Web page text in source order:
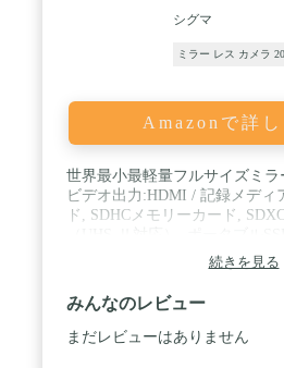
シグマ
ミラー レス カメラ
Amazonで詳し
世界最小最軽量フルサイズミ
ビデオ出力:HDMI / 記録メディ
ド, SDHCメモリーカード,
スパワー対応） / カメラ有効画
2,460万画素 / 約2,530万画素 /
CinemaDNG（8bit, 10bit, 12bit
（ALL-I, GOP）
続きを見る
みんなのレビュー
まだレビューはありません